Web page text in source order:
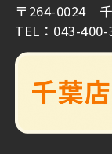
〒264-0024
TEL：043-400-